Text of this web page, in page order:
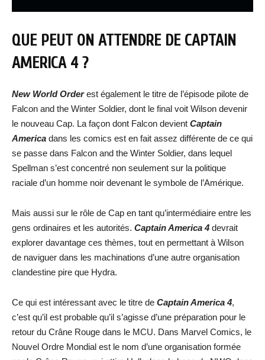
QUE PEUT ON ATTENDRE DE CAPTAIN
AMERICA 4 ?
New World Orderest également le titre de l’épisode pilote de
Falcon and the Winter Soldier, dont le final voit Wilson devenir
le nouveau Cap. La façon dont Falcon devient Captain
America dans les comics est en fait assez différente de ce qui
se passe dans Falcon and the Winter Soldier, dans lequel
Spellman s’est concentré non seulement sur la politique
raciale d’un homme noir devenant le symbole de l’Amérique.
Mais aussi sur le rôle de Cap en tant qu’intermédiaire entre les
gens ordinaires et les autorités. Captain America 4 devrait
explorer davantage ces thèmes, tout en permettant à Wilson
de naviguer dans les machinations d’une autre organisation
clandestine pire que Hydra.
Ce qui est intéressant avec le titre de Captain America 4,
c’est qu’il est probable qu’il s’agisse d’une préparation pour le
retour du Crâne Rouge dans le MCU. Dans Marvel Comics, le
Nouvel Ordre Mondial est le nom d’une organisation formée